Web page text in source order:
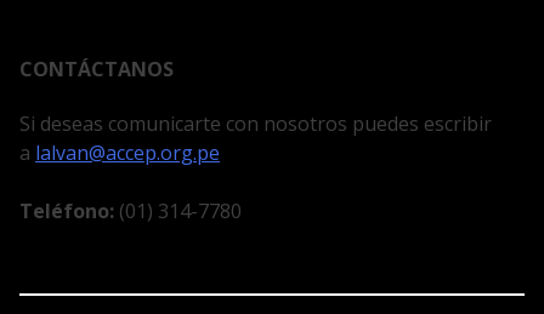
CONTÁCTANOS
Si deseas comunicarte con nosotros puedes escribir
a lalvan@accep.org.pe
Teléfono: (01) 314-7780